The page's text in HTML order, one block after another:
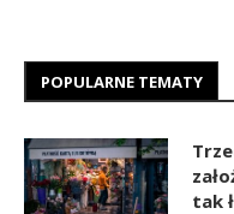
POPULARNE TEMATY
tak